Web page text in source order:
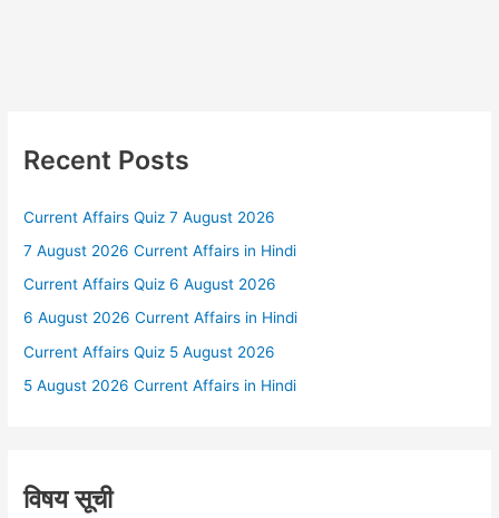
Recent Posts
Current Affairs Quiz 7 August 2026
7 August 2026 Current Affairs in Hindi
Current Affairs Quiz 6 August 2026
6 August 2026 Current Affairs in Hindi
Current Affairs Quiz 5 August 2026
5 August 2026 Current Affairs in Hindi
विषय सूची